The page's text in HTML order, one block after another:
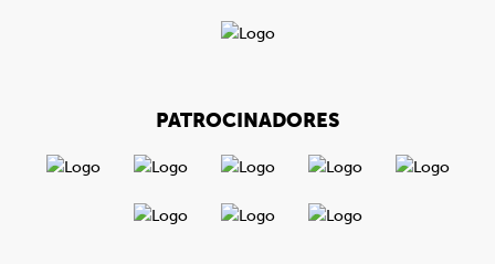
PATROCINADORES